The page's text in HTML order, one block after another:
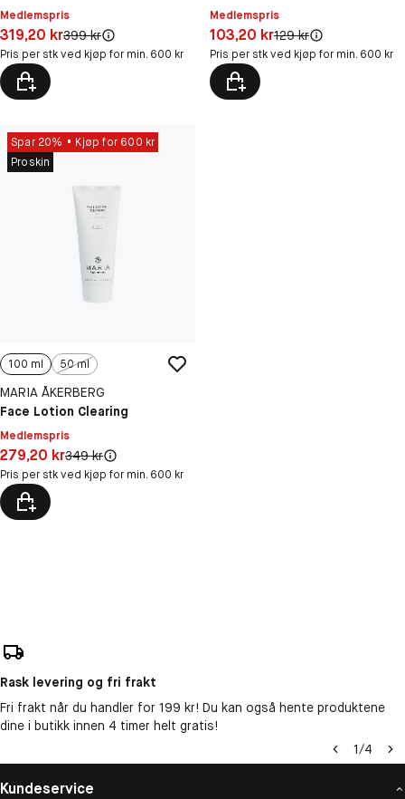
Medlemspris
Pris: 319,20 kr
319,20 krOriginal pris:
399 kr
Pris per stk ved kjøp for min. 600 kr
Medlemspris
Pris: 103,20 kr
103,20 krOriginal pris:
129 kr
Pris per stk ved kjøp for min. 600 kr
Spar 20%
Kjøp for 600 kr
Proskin
100 ml 50 ml
MARIA ÅKERBERG
Face Lotion Clearing
Medlemspris
Pris: 279,20 kr
279,20 krOriginal pris:
349 kr
Pris per stk ved kjøp for min. 600 kr
Rask levering og fri frakt
Fri frakt når du handler for 199 kr! Du kan også hente produktene
dine i butikk innen 4 timer helt gratis!
1/4
Kundeservice